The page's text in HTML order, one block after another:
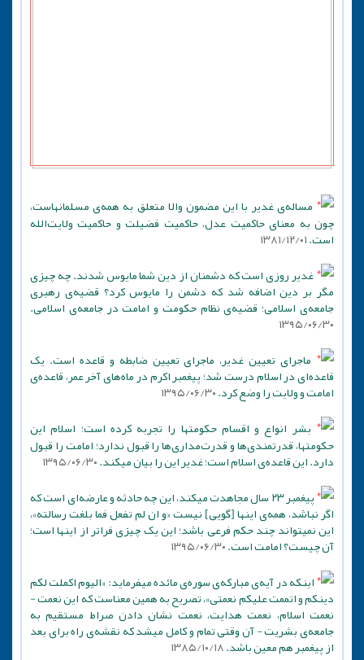
مساله‌ی غدیر با این مضمون والا متعلق به همه‌ی مسلمانهاست،
چون به معنای حاکمیت عدل، حاکمیت فضیلت و حاکمیت ولایت‌الله
است.۱۳۸۱/۱۲/۰۱
غدیر روزی است که دشمنان از دین شما مایوس شدند. چه چیزی
مگر بر دین اضافه شد که دشمن را مایوس کرد؟ قضیه‌ی رهبری
جامعه‌ی اسلامی؛ قضیه‌ی نظام حکومت و امامت در جامعه‌ی اسلامی.
۱۳۹۵/۰۶/۳۰
ماجرای تعیین غدیر، ماجرای تعیین ضابطه و قاعده است. یک
قاعده‌ای در اسلام درست شد؛ پیغمبر اکرم در ماه‌های آخر عمر، قاعده‌ی
امامت و ولایت را وضع کرد.۱۳۹۵/۰۶/۳۰
بشر انواع و اقسام حکومتها را تجربه کرده است؛ اسلام این
حکومتها، قدرتمندی‌ها و قدرت‌مداری‌ها را قبول ندارد؛ امامت را قبول
دارد. این قاعده‌ی اسلام است؛ غدیر این را بیان میکند.۱۳۹۵/۰۶/۳۰
پیغمبر ۲۳ سال مجاهدت میکند، این چه حادثه و عارضه‌ای است که
اگر نباشد، همه‌ی اینها [گویی‌] نیست «و ان لم تفعل فما بلغت رسالته»،
این نمیتواند چند حکم فرعی باشد؛ این یک چیزی فراتر از اینها است؛
آن چیست؟ امامت است.۱۳۹۵/۰۶/۳۰
اینکه در آیه‌ی مبارکه‌ی سوره‌ی مائده میفرماید: «الیوم اکملت لکم
دینکم و اتممت علیکم نعمتی»، تصریح به همین معناست که این نعمت -
نعمت اسلام، نعمت هدایت، نعمت نشان دادن صراط مستقیم به
جامعه‌ی بشریت - آن وقتی تمام و کامل میشد که نقشه‌ی راه برای بعد
از پیغمبر هم معین باشد.۱۳۸۵/۱۰/۱۸